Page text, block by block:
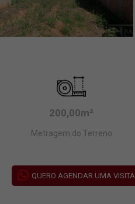
200,00m²
Metragem do Terreno
QUERO AGENDAR UMA VISITA